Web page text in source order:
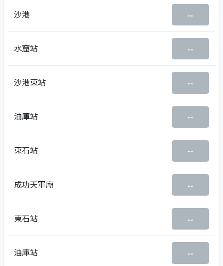
沙港 --
水窟站 --
沙港東站 --
油庫站 --
東石站 --
成功天軍廟 --
東石站 --
油庫站 --